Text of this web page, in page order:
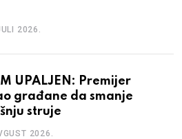
2026.
UPALJEN: Premijer
građane da smanje
struje
2026.